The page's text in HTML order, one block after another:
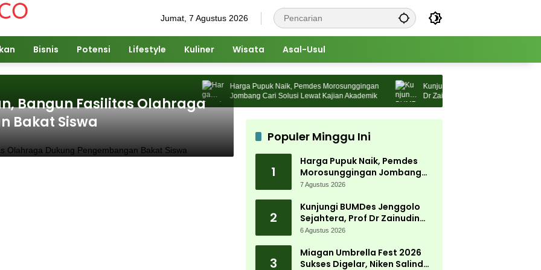
Jumat, 7 Agustus 2026
Bisnis Potensi Lifestyle Kuliner Wisata Asal-Usul
Harga Pupuk Naik, Pemdes Morosunggingan
Jombang Cari Solusi Lewat Kajian Akademik
Kunjungi BUMDes Jenggolo Sejahtera,
Dr Zainudin Maliki: Kita Wujudkan
Kemandirian Ekonomi dengan Potensi
Bangun Fasilitas Olahraga
Bakat Siswa
Populer Minggu Ini
1
Harga Pupuk Naik, Pemdes
Morosunggingan Jombang
Cari Solusi Lewat Kajian
7 Agustus 2026
2
Kunjungi BUMDes Jenggolo
Sejahtera, Prof Dr Zainudin
Maliki: Kita Wujudkan
Potensi Desa
6 Agustus 2026
3
Miagan Umbrella Fest 2026
Sukses Digelar, Niken Salindry